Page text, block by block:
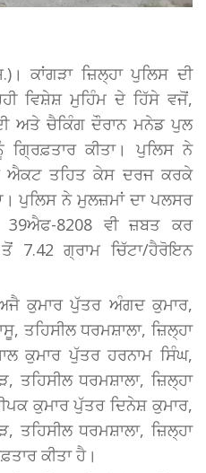
ਕਾਂਗੜਾ ਜ਼ਿਲ੍ਹਾ ਪੁਲਿਸ ਦੀ
ਵਿਸ਼ੇਸ਼ ਮੁਹਿੰਮ ਦੇ ਹਿੱਸੇ ਵਜੋਂ,
ਅਤੇ ਚੈਕਿੰਗ ਦੌਰਾਨ ਮਨੇਡ ਪੁਲ
ਕੀਤਾ। ਪੁਲਿਸ ਨੇ
ਐਕਟ ਤਹਿਤ ਕੇਸ ਦਰਜ ਕਰਕੇ
ਪੁਲਿਸ ਨੇ ਮੁਲਜ਼ਮਾਂ ਦਾ ਪਲਸਰ
8208 ਵੀ ਜ਼ਬਤ ਕਰ
7.42 ਗ੍ਰਾਮ ਚਿੱਟਾ/ਹੈਰੋਇਨ
ਕੁਮਾਰ ਪੁੱਤਰ ਅੰਗਦ ਕੁਮਾਰ,
ਤਹਿਸੀਲ ਧਰਮਸ਼ਾਲਾ, ਜ਼ਿਲ੍ਹਾ
ਕੁਮਾਰ ਪੁੱਤਰ ਹਰਨਾਮ ਸਿੰਘ,
ਤਹਿਸੀਲ ਧਰਮਸ਼ਾਲਾ, ਜ਼ਿਲ੍ਹਾ
ਕੁਮਾਰ ਪੁੱਤਰ ਦਿਨੇਸ਼ ਕੁਮਾਰ,
ਤਹਿਸੀਲ ਧਰਮਸ਼ਾਲਾ, ਜ਼ਿਲ੍ਹਾ
ਕੀਤਾ ਹੈ।